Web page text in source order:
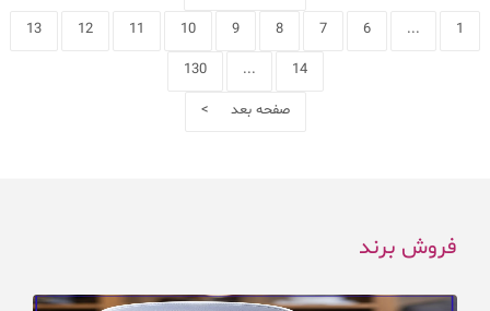
1
...
6
7
8
9
10
11
12
13
14
...
130
صفحه بعد >
فروش برند